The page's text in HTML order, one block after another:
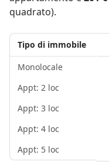
quadrato).
Tipo di immobile
Monolocale
Appt: 2 loc
Appt: 3 loc
Appt: 4 loc
Appt: 5 loc